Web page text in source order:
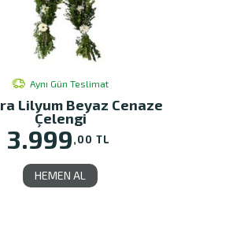
Aynı Gün Teslimat
Lilyum Beyaz Cenaze
Çelengi
3.999,00 TL
HEMEN AL